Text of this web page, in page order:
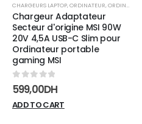
CHARGEURS LAPTOP,ORDINATEUR,ORDINATEUR PORTABLE
Chargeur Adaptateur
Secteur d'origine MSI 90W
20V 4,5A USB-C Slim pour
Ordinateur portable
gaming MSI
0sur 5
599,00DH
ADD TO CART